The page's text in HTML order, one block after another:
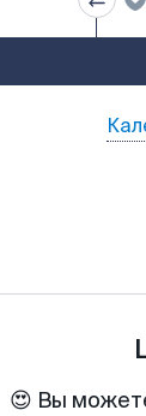
😍 Вы